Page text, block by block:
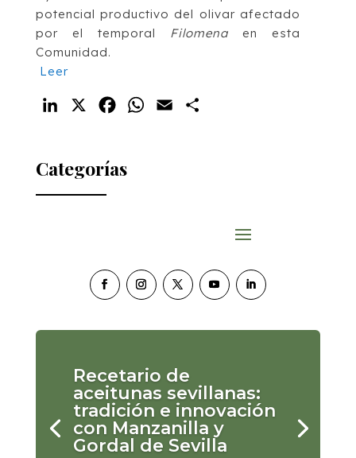
potencial productivo del olivar afectado
por el temporal Filomena en esta
Comunidad.
Leer
LinkedIn FacebookWhatsApp
Email
Categorías
Recetario de
aceitunas sevillanas:
tradición e innovación
con Manzanilla y
Gordal de Sevilla